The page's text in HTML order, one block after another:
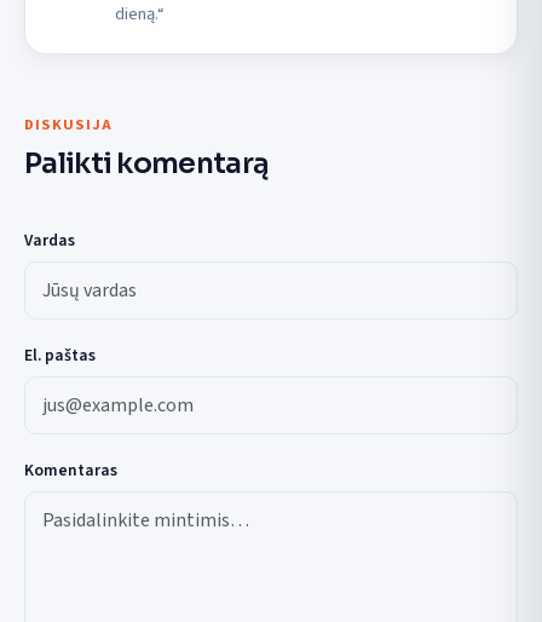
dieną.“
DISKUSIJA
Palikti komentarą
Vardas
El. paštas
Komentaras